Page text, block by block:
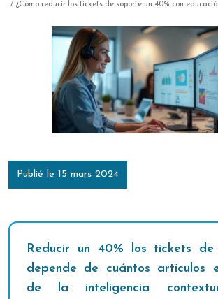
/ ¿Cómo reducir los tickets de soporte un 40% con
Publié le 15 mars 2024
Reducir un 40% los tickets
depende de cuántos artículos
de la inteligencia